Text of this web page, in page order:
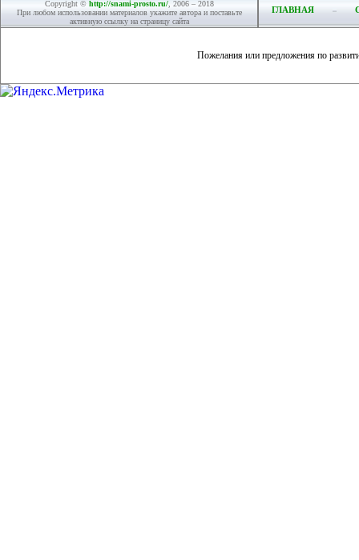
Copyright © http://snami-prosto.ru/, 2006 – 2018
При любом использовании материалов укажите автора и поставьте
активную ссылку на страницу сайта
ГЛАВНАЯ
Пожелания или предложения по